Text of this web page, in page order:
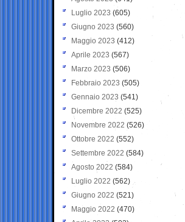
Luglio 2023 (605)
Giugno 2023 (560)
Maggio 2023 (412)
Aprile 2023 (567)
Marzo 2023 (506)
Febbraio 2023 (505)
Gennaio 2023 (541)
Dicembre 2022 (525)
Novembre 2022 (526)
Ottobre 2022 (552)
Settembre 2022 (584)
Agosto 2022 (584)
Luglio 2022 (562)
Giugno 2022 (521)
Maggio 2022 (470)